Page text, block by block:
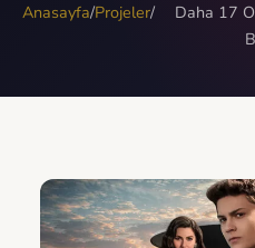
Anasayfa/Projeler/
Daha 17